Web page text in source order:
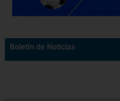
Boletín de Noticias